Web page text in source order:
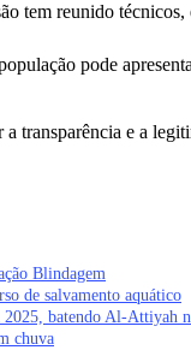
tem reunido
pode
transparência e a
Blindagem
de salvamento aquático
2025, batendo Al-Attiyah
chuva